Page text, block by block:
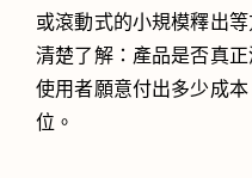
或滾動式的小規模釋出
清楚了解：產品是否真
使用者願意付出多少成
位。